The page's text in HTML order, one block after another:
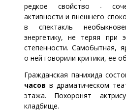
редкое свойство -
активности и внешнего
в спектакль
энергетику, не теряя при
степенности. Самобытная,
о ней говорили критики, её
Гражданская панихида
часов в драматическом
этажа. Похоронят
кладбище.